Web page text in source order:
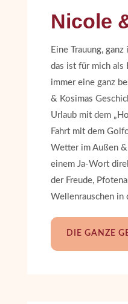
Nicole
Eine Trauung,
das ist für mich
immer eine ganz
& Kosimas
Urlaub mit dem
Fahrt mit dem
Wetter im Außen
einem Ja-Wort
der Freude,
Wellenrauschen in
DIE GANZE